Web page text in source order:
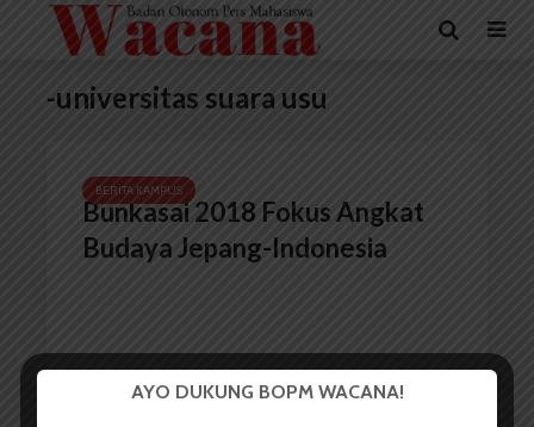
-universitas suara usu
BERITA KAMPUS
Bunkasai 2018 Fokus Angkat
Budaya Jepang-Indonesia
AYO DUKUNG BOPM WACANA!